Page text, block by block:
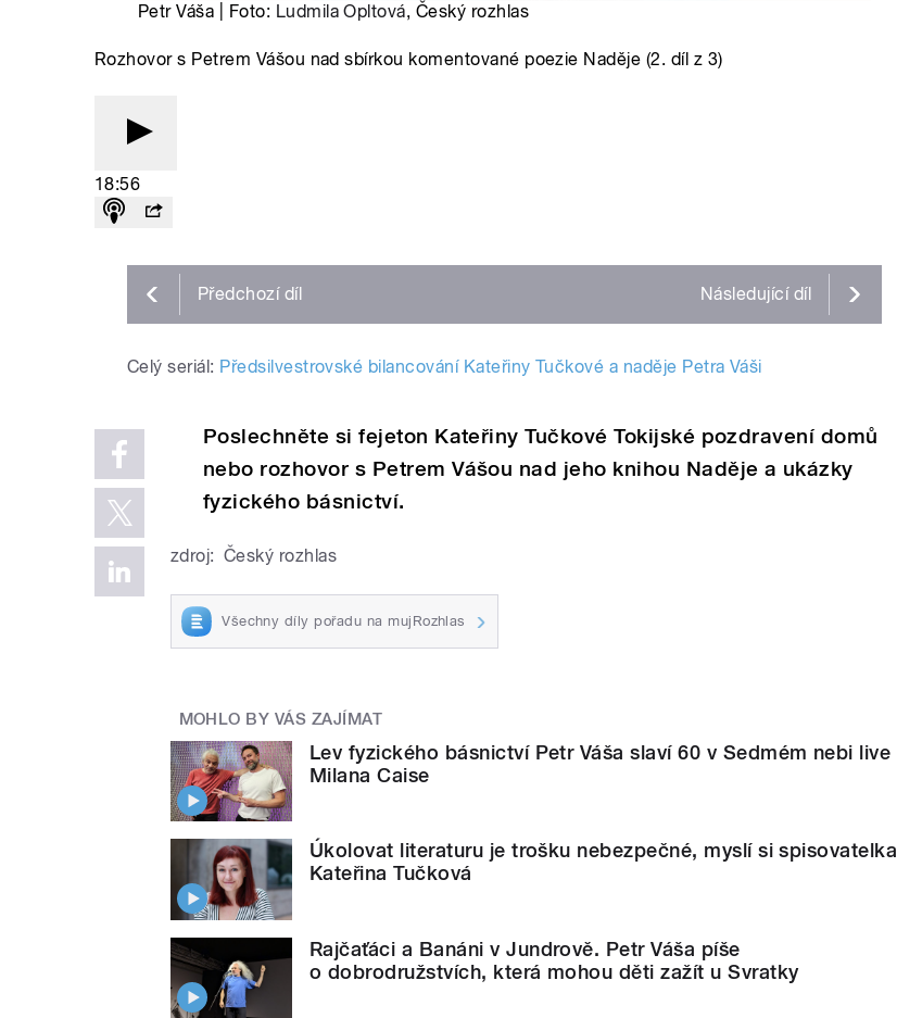
Petr Váša | Foto: Ludmila Opltová, Český rozhlas
Rozhovor s Petrem Vášou nad sbírkou komentované poezie Naděje (2. díl z 3)
18:56
Předchozí díl Následující díl
Celý seriál: Předsilvestrovské bilancování Kateřiny Tučkové a naděje Petra Váši
Poslechněte si fejeton Kateřiny Tučkové Tokijské pozdravení domů
nebo rozhovor s Petrem Vášou nad jeho knihou Naděje a ukázky
fyzického básnictví.
zdroj: Český rozhlas
Všechny díly pořadu na mujRozhlas
MOHLO BY VÁS ZAJÍMAT
Lev fyzického básnictví Petr Váša slaví 60 v Sedmém nebi live
Milana Caise
Úkolovat literaturu je trošku nebezpečné, myslí si spisovatelka
Kateřina Tučková
Rajčaťáci a Banáni v Jundrově. Petr Váša píše
o dobrodružstvích, která mohou děti zažít u Svratky